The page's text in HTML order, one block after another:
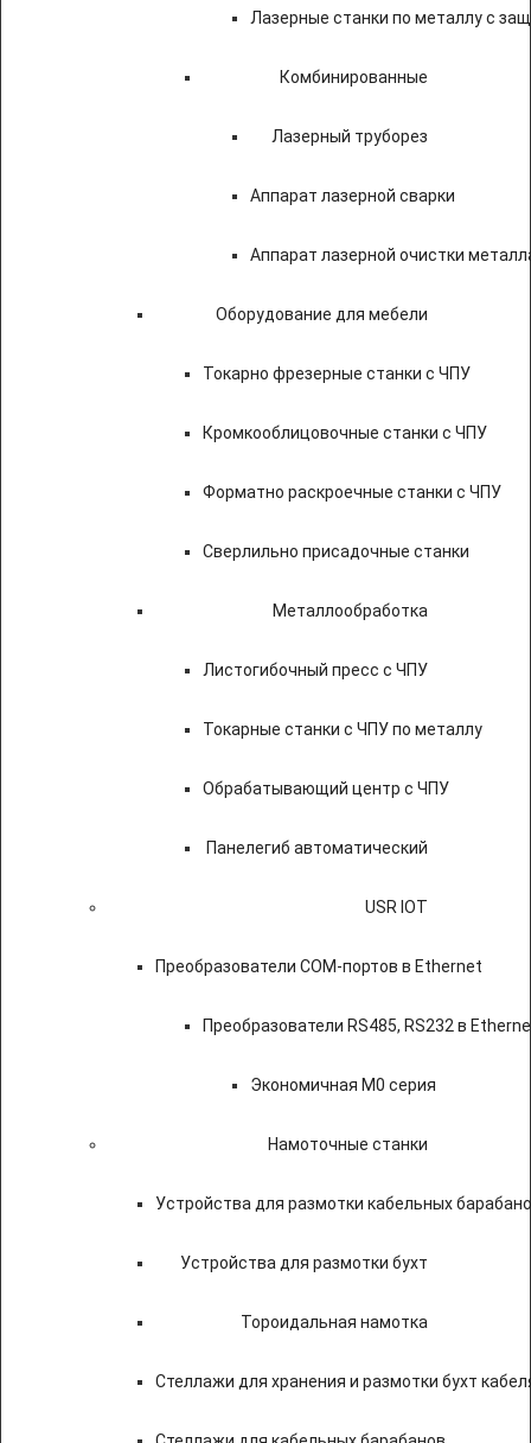
Лазерные станки по металлу с
Комбинированные
Лазерный труборез
Аппарат лазерной сварки
Аппарат лазерной очистки
Оборудование для мебели
Токарно фрезерные станки с ЧПУ
Кромкооблицовочные станки с ЧПУ
Форматно раскроечные станки с ЧПУ
Сверлильно присадочные станки
Металлообработка
Листогибочный пресс с ЧПУ
Токарные станки с ЧПУ по металлу
Обрабатывающий центр с ЧПУ
Панелегиб автоматический
USR IOT
Преобразователи COM-портов в Ethernet
Преобразователи RS485, RS232 в
Экономичная M0 серия
Намоточные станки
Устройства для размотки кабельных
Устройства для размотки бухт
Тороидальная намотка
Стеллажи для хранения и размотки бухт